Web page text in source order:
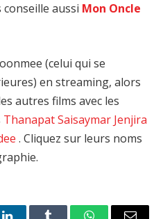
conseille aussi Mon Oncle
(celui qui se
en streaming, alors
autres films avec les
Thanapat Saisaymar Jenjira
. Cliquez sur leurs noms